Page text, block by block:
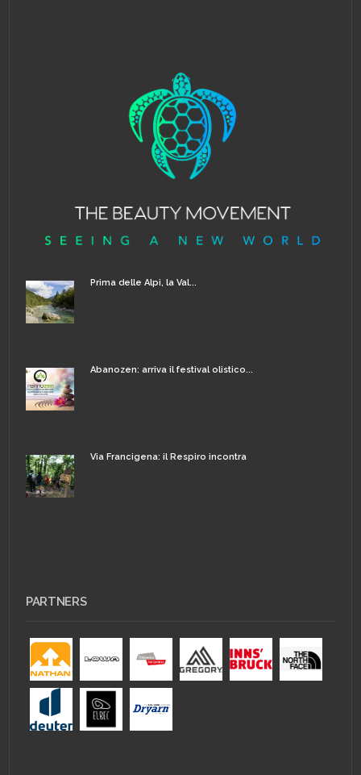
Prima delle Alpi, la Val...
Abanozen: arriva il festival olistico...
Via Francigena: il Respiro incontra
PARTNERS